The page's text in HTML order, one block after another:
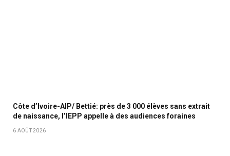
Côte d’Ivoire-AIP/ Bettié: près de 3 000 élèves sans extrait
de naissance, l’IEPP appelle à des audiences foraines
6 AOÛT 2026